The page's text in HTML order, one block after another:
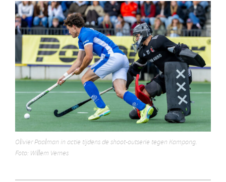
Olivier Paalman in actie tijdens de shoot-outserie tegen Kampong.
Foto: Willem Vernes